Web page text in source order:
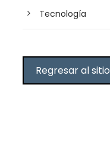
Tecnología
Regresar al sitio